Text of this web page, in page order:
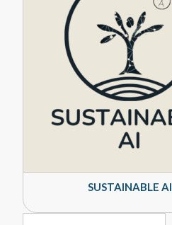
SUSTAINABLE AI